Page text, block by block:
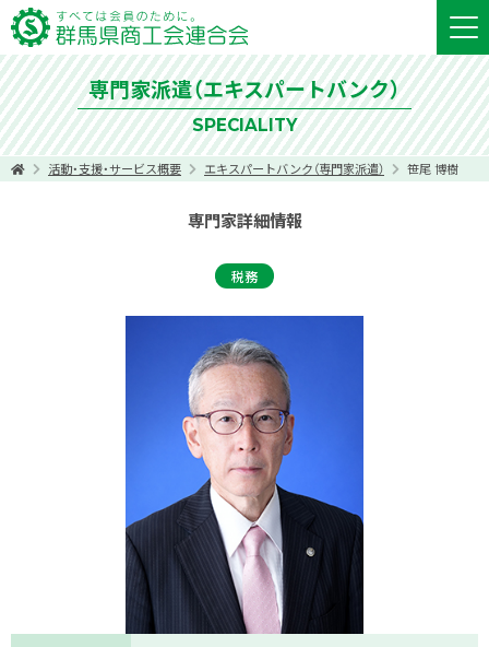
専門家派遣（エキスパートバンク）
SPECIALITY
活動・支援・サービス概要 エキスパートバンク（専門家派遣） 笹尾 博樹
専門家詳細情報
税務